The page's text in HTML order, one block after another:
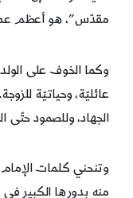
مقدّس”، هو أعظم
وكما الخوف على
عائليّة، وحياتيّة
الجهاد، وللصمود حتّى
وتنحني كلمات الإمام
منه بدورها الكبير